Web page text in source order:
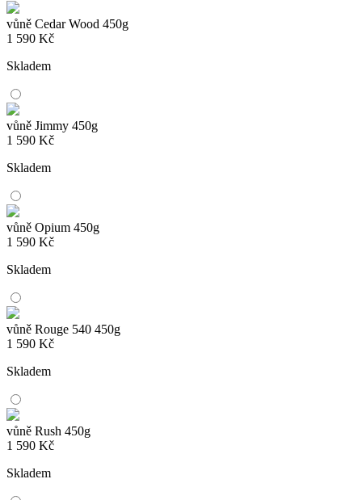
vůně Cedar Wood 450g
1 590 Kč
Skladem
vůně Jimmy 450g
1 590 Kč
Skladem
vůně Opium 450g
1 590 Kč
Skladem
vůně Rouge 540 450g
1 590 Kč
Skladem
vůně Rush 450g
1 590 Kč
Skladem